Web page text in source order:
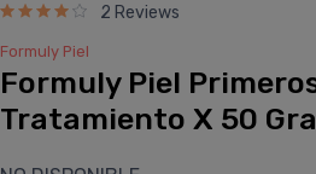
2 Reviews
Formuly Piel
Formuly Piel
Tratamiento X 50